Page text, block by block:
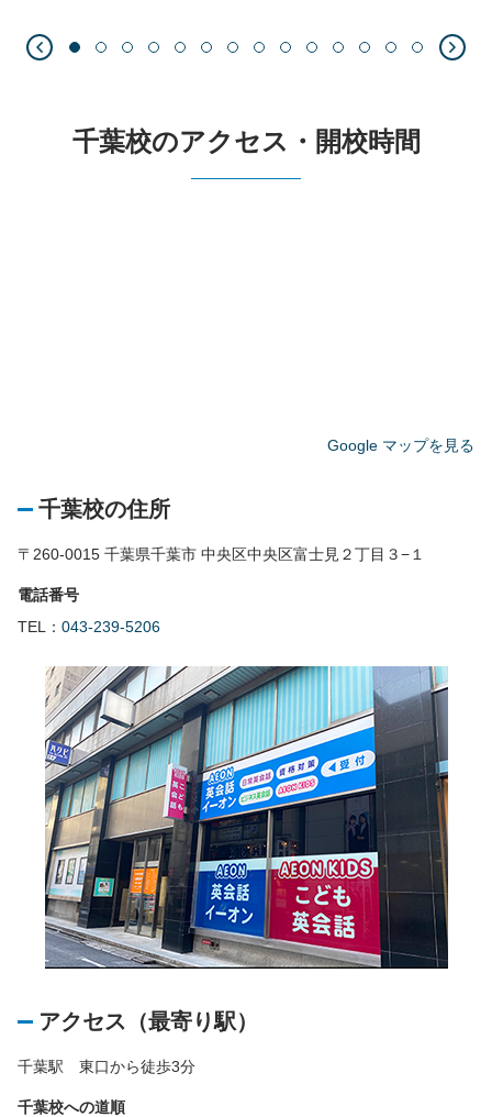
千葉校のアクセス・開校時間
Google マップを見る
千葉校の住所
〒260-0015 千葉県千葉市 中央区中央区富士見２丁目３−１
電話番号
TEL： 043-239-5206
アクセス（最寄り駅）
千葉駅 東口から徒歩3分
千葉校への道順